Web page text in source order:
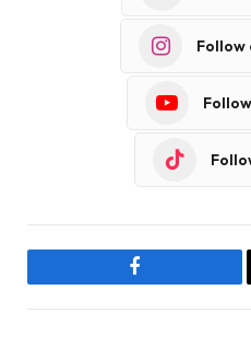
Follow
Facebook